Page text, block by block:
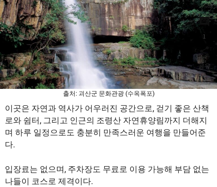
출처: 괴산군 문화관광 (수옥폭포)
이곳은 자연과 역사가 어우러진 공간으로, 걷기 좋은 산책
로와 쉼터, 그리고 인근의 조령산 자연휴양림까지 더해지
며 하루 일정으로도 충분히 만족스러운 여행을 만들어준
다.
입장료는 없으며, 주차장도 무료로 이용 가능해 부담 없는
나들이 코스로 제격이다.
1
공유